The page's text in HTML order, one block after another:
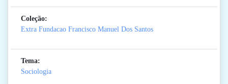
Coleção:
Extra Fundacao Francisco Manuel Dos Santos
Tema:
Sociologia